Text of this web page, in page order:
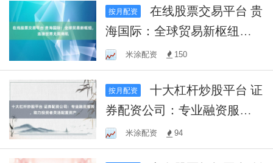
按月配资
在线股票交易平台 贵
海国际：全球贸易新枢纽，
连接世界无限商机
米涂配资 150
按月配资
十大杠杆炒股平台 证
券配资公司：专业融资服
务，助力投资者灵活配置资
产
米涂配资 94